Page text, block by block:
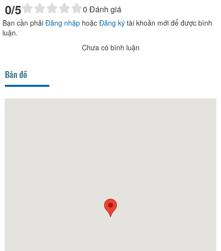
0/5 0 Đánh giá
Bạn cần phải Đăng nhập hoặc Đăng ký tài khoản mới để được bình
luận.
Chưa có bình luận
Bản đồ